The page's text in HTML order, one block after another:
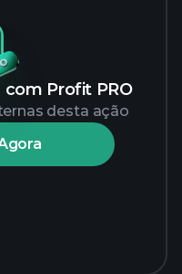
Profit PRO
desta ação